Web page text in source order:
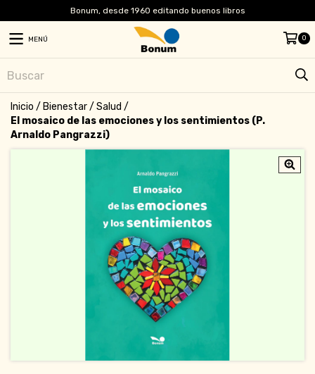
Bonum, desde 1960 editando buenos libros
MENÚ 0
Inicio / Bienestar/ Salud /
El mosaico de las emociones y los sentimientos (P.
Arnaldo Pangrazzi)